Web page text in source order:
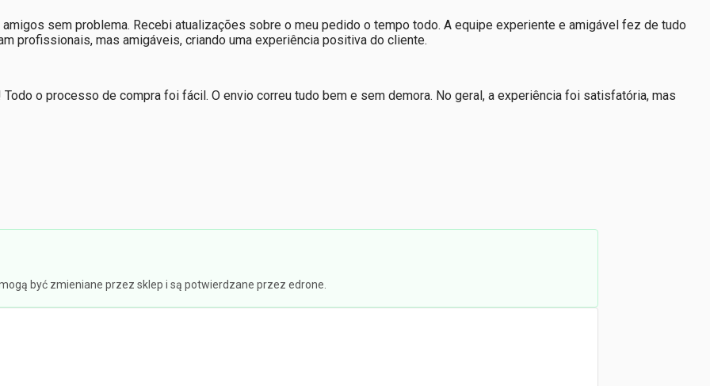
sem problema. Recebi atualizações sobre o meu pedido o tempo todo. A equipe experiente e amigável fez de tudo
profissionais, mas amigáveis, criando uma experiência positiva do cliente.
o processo de compra foi fácil. O envio correu tudo bem e sem demora. No geral, a experiência foi satisfatória, mas
być zmieniane przez sklep i są potwierdzane przez edrone.